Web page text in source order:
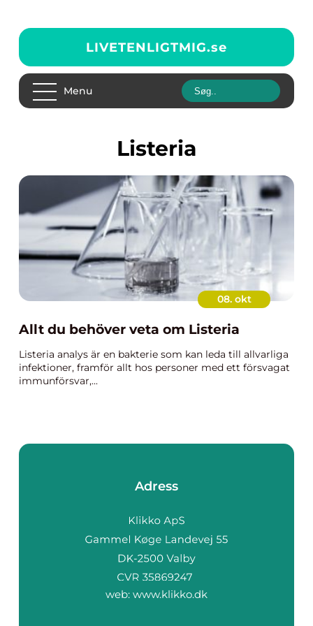
LIVETENLIGTMIG.se
Menu
Listeria
08. okt
Allt du behöver veta om Listeria
Listeria analys är en bakterie som kan leda till allvarliga
infektioner, framför allt hos personer med ett försvagat
immunförsvar,...
Adress
web: www.klikko.dk